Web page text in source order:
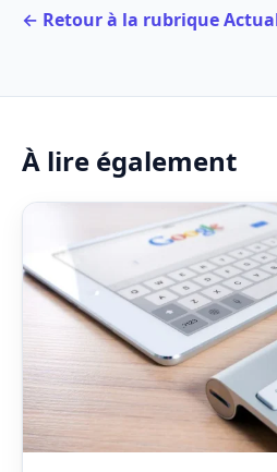
← Retour à la rubrique
À lire également